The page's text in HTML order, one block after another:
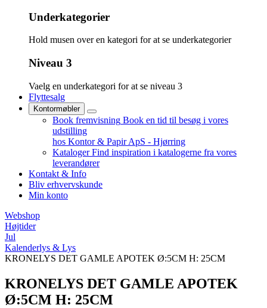
Underkategorier
Hold musen over en kategori for at se underkategorier
Niveau 3
Vaelg en underkategori for at se niveau 3
Flyttesalg
Kontormøbler
Book fremvisning Book en tid til besøg i vores
udstilling
hos Kontor & Papir ApS - Hjørring
Kataloger Find inspiration i katalogerne fra vores
leverandører
Kontakt & Info
Bliv erhvervskunde
Min konto
Webshop
Højtider
Jul
Kalenderlys & Lys
KRONELYS DET GAMLE APOTEK Ø:5CM H: 25CM
KRONELYS DET GAMLE APOTEK
Ø:5CM H: 25CM